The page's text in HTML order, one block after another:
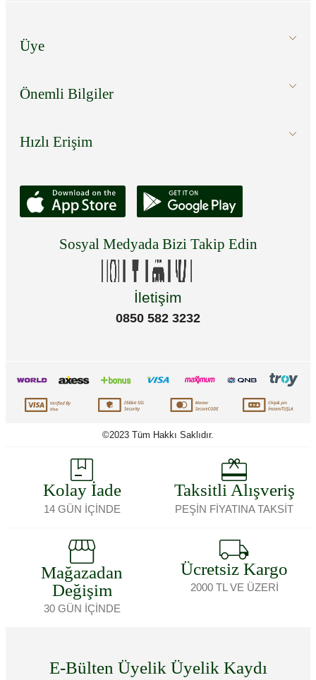
Üye
Önemli Bilgiler
Hızlı Erişim
Sosyal Medyada Bizi Takip Edin
İletişim
0850 582 3232
©2023 Tüm Hakkı Saklıdır.
Kolay İade
14 GÜN İÇİNDE
Taksitli Alışveriş
PEŞİN FİYATINA TAKSİT
Mağazadan
Değişim
30 GÜN İÇİNDE
Ücretsiz Kargo
2000 TL VE ÜZERİ
E-Bülten Üyelik Üyelik Kaydı